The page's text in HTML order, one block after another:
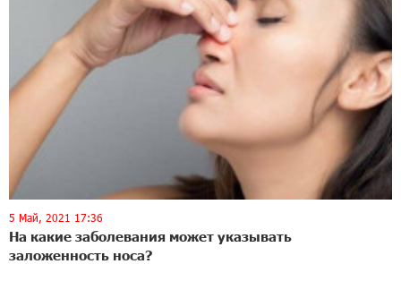
5 Май, 2021 17:36
На какие заболевания может указывать
заложенность носа?